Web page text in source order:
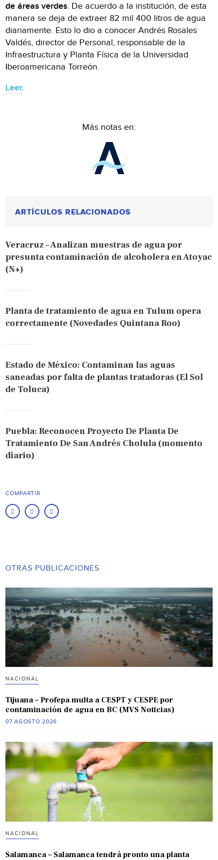
de áreas verdes. De acuerdo a la institución, de esta
manera se deja de extraer 82 mil 400 litros de agua
diariamente. Esto lo dio a conocer Andrés Rosales
Valdés, director de Personal, responsable de la
Infraestructura y Planta Física de la Universidad
Iberoamericana Torreón.
Leer.
Más notas en:
ARTÍCULOS RELACIONADOS
Veracruz – Analizan muestras de agua por
presunta contaminación de alcoholera en Atoyac
(N+)
Planta de tratamiento de agua en Tulum opera
correctamente (Novedades Quintana Roo)
Estado de México: Contaminan las aguas
saneadas por falta de plantas tratadoras (El Sol
de Toluca)
Puebla: Reconocen Proyecto De Planta De
Tratamiento De San Andrés Cholula (momento
diario)
COMPARTIR
OTRAS PUBLICACIONES
NACIONAL
Tijuana – Profepa multa a CESPT y CESPE por
contaminación de agua en BC (MVS Noticias)
07 AGOSTO 2026
NACIONAL
Salamanca – Salamanca tendrá pronto una planta